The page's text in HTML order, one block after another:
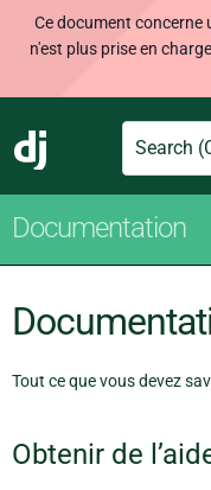
Ce document concerne
n'est plus prise en
Django
Search
Documentation
Tout ce que vous devez
Obtenir de